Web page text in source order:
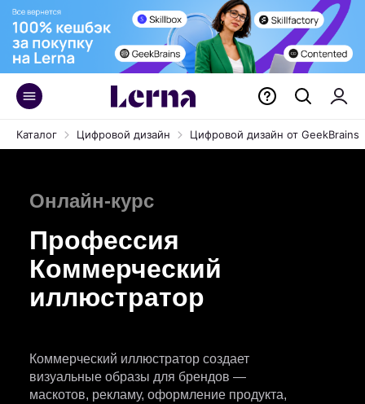
Каталог Цифровой дизайн Цифровой дизайн от GeekBrains
Онлайн-курс
Профессия
Коммерческий
иллюстратор
Коммерческий иллюстратор создает
визуальные образы для брендов —
маскотов, рекламу, оформление продукта,